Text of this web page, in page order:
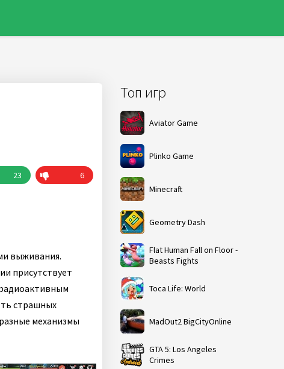
Топ игр
Aviator Game
Plinko Game
Minecraft
Geometry Dash
Flat Human Fall on Floor -
Beasts Fights
Toca Life: World
MadOut2 BigCityOnline
GTA 5: Los Angeles
Crimes
23 6
выживания.
присутствует
страшных
механизмы